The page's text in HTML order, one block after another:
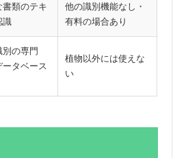
書類のテキ
識
他の識別機能なし・
有料の場合あり
別の専門
ータベース
植物以外には使えな
い